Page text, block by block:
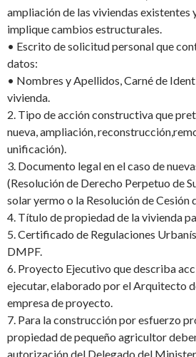
ampliación de las viviendas existentes
implique cambios estructurales.
• Escrito de solicitud personal que
datos:
• Nombres y Apellidos, Carné de
vivienda.
2. Tipo de acción constructiva que
nueva, ampliación, reconstrucción,
unificación).
3. Documento legal en el caso de
(Resolución de Derecho Perpetuo de
solar yermo o la Resolución de Cesión
4. Título de propiedad de la vivienda
5. Certificado de Regulaciones
DMPF.
6. Proyecto Ejecutivo que describa
ejecutar, elaborado por el Arquitecto
empresa de proyecto.
7. Para la construcción por esfuerzo
propiedad de pequeño agricultor
autorización del Delegado del